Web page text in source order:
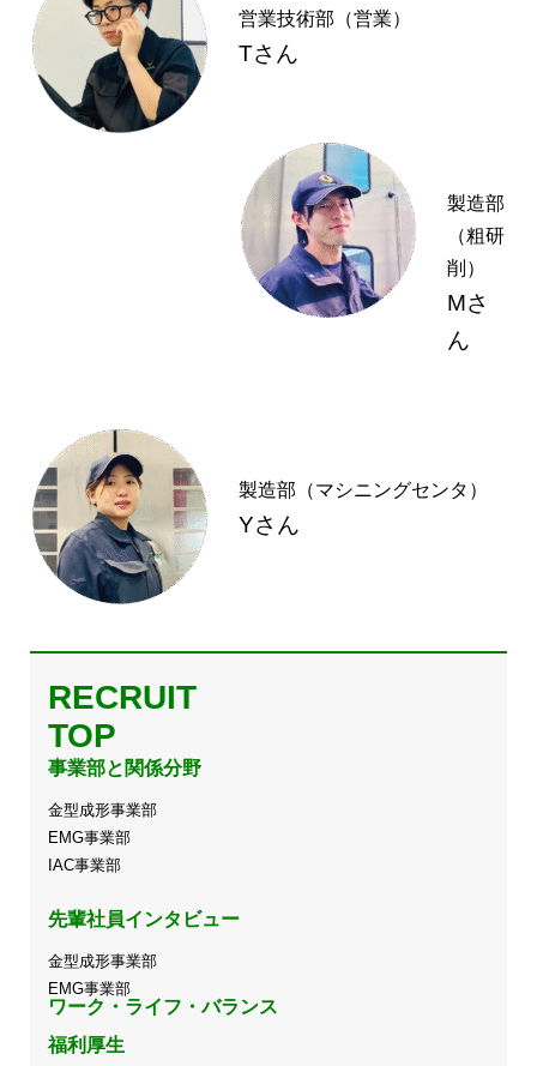
営業技術部（営業）
Tさん
製造部
（粗研
削）
Mさ
ん
製造部（マシニングセンタ）
Yさん
RECRUIT
TOP
事業部と関係分野
金型成形事業部
EMG事業部
IAC事業部
先輩社員インタビュー
金型成形事業部
EMG事業部
ワーク・ライフ・バランス
福利厚生